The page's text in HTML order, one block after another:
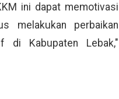
ini dapat memotivasi
melakukan perbaikan
di Kabupaten Lebak,"